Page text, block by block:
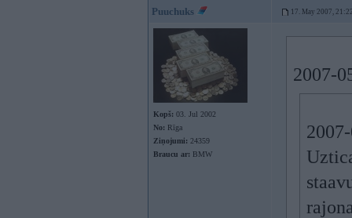
Puuchuks 17. May 2007,
Kopš: 03. Jul 2002
No: Rīga
Ziņojumi: 24359
Braucu ar: BMW
2007-